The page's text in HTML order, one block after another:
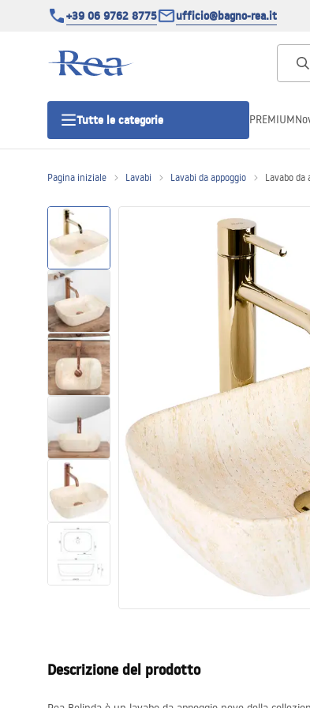
+39 06 9762 8775 ufficio@bagno-rea.it
Tutte le categorie
Porte doccia
Canaline di scarico
Set di vaso WC e bidet
Lavabi
Vasche da bagno e schermi vasca
Rubinetti da bagno
Set doccia
PREMIUM
Pagina iniziale Lavabi Lavabi da appoggio Lavabo da
Descrizione del prodotto